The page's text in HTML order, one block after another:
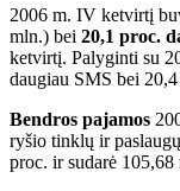
2006 m. IV ketvirtį
mln.) bei 20,1 proc.
ketvirtį. Palyginti su
daugiau SMS bei
Bendros pajamos
ryšio tinklų ir
proc. ir sudarė